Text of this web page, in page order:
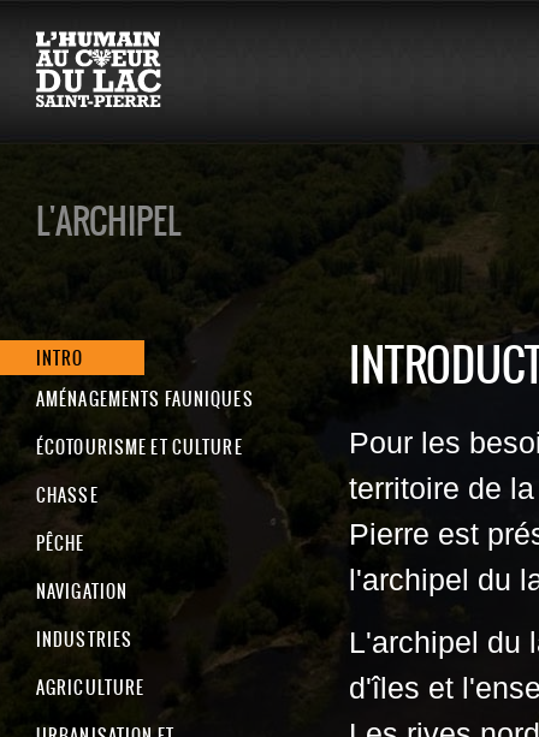
L'ARCHIPEL
INTRO
AMÉNAGEMENTS FAUNIQUES
ÉCOTOURISME ET CULTURE
CHASSE
PÊCHE
NAVIGATION
INDUSTRIES
AGRICULTURE
Pour les
territoire de
Pierre est
l'archipel du
L'archipel du
d'îles et